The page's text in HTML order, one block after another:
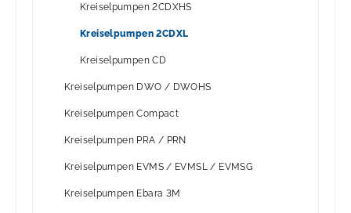
Kreiselpumpen 2CDXHS
Kreiselpumpen 2CDXL
Kreiselpumpen CD
Kreiselpumpen DWO / DWOHS
Kreiselpumpen Compact
Kreiselpumpen PRA / PRN
Kreiselpumpen EVMS / EVMSL / EVMSG
Kreiselpumpen Ebara 3M